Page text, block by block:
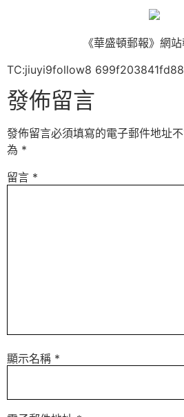
《華盛頓郵報》網
TC:jiuyi9follow8
發佈留言
發佈留言必須填寫的電子郵件地址不
為 *
留言 *
顯示名稱 *